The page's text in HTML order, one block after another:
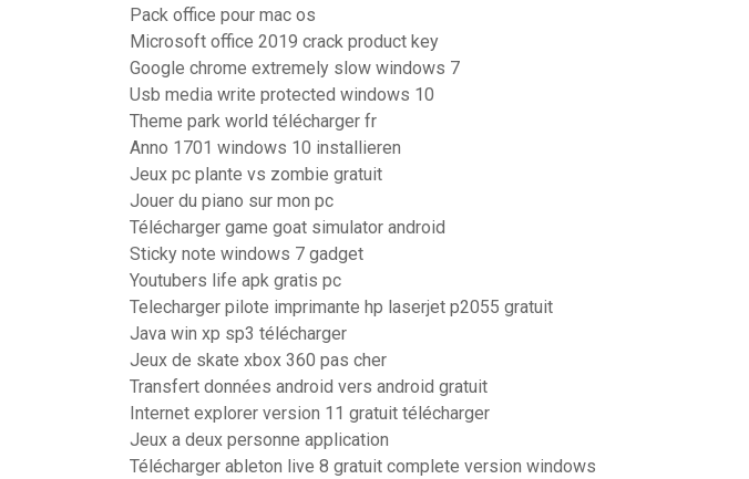
Pack office pour mac os
Microsoft office 2019 crack product key
Google chrome extremely slow windows 7
Usb media write protected windows 10
Theme park world télécharger fr
Anno 1701 windows 10 installieren
Jeux pc plante vs zombie gratuit
Jouer du piano sur mon pc
Télécharger game goat simulator android
Sticky note windows 7 gadget
Youtubers life apk gratis pc
Telecharger pilote imprimante hp laserjet p2055 gratuit
Java win xp sp3 télécharger
Jeux de skate xbox 360 pas cher
Transfert données android vers android gratuit
Internet explorer version 11 gratuit télécharger
Jeux a deux personne application
Télécharger ableton live 8 gratuit complete version windows